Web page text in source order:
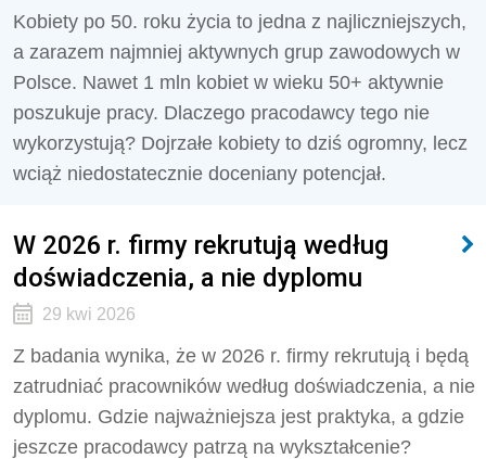
Kobiety po 50. roku życia to jedna z najliczniejszych,
a zarazem najmniej aktywnych grup zawodowych w
Polsce. Nawet 1 mln kobiet w wieku 50+ aktywnie
poszukuje pracy. Dlaczego pracodawcy tego nie
wykorzystują? Dojrzałe kobiety to dziś ogromny, lecz
wciąż niedostatecznie doceniany potencjał.
W 2026 r. firmy rekrutują według
doświadczenia, a nie dyplomu
29 kwi 2026
Z badania wynika, że w 2026 r. firmy rekrutują i będą
zatrudniać pracowników według doświadczenia, a nie
dyplomu. Gdzie najważniejsza jest praktyka, a gdzie
jeszcze pracodawcy patrzą na wykształcenie?